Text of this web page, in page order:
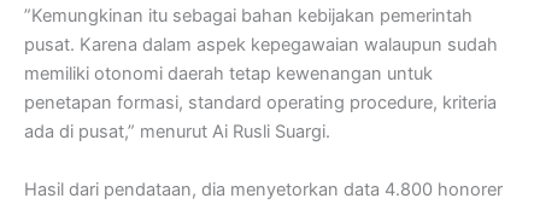
”Kemungkinan itu sebagai bahan kebijakan pemerintah
pusat. Karena dalam aspek kepegawaian walaupun sudah
memiliki otonomi daerah tetap kewenangan untuk
penetapan formasi, standard operating procedure, kriteria
ada di pusat,” menurut Ai Rusli Suargi.
Hasil dari pendataan, dia menyetorkan data 4.800 honorer